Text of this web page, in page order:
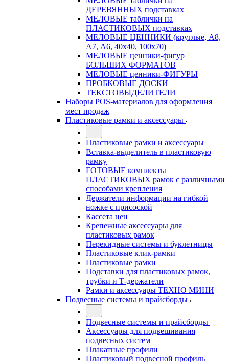
ДЕРЕВЯННЫХ подставках
МЕЛОВЫЕ таблички на
ПЛАСТИКОВЫХ подставках
МЕЛОВЫЕ ЦЕННИКИ (круглые, А8,
А7, А6, 40х40, 100х70)
МЕЛОВЫЕ ценники-фигур
БОЛЬШИХ ФОРМАТОВ
МЕЛОВЫЕ ценники-ФИГУРЫ
ПРОБКОВЫЕ ДОСКИ
ТЕКСТОВЫДЕЛИТЕЛИ
Наборы POS-материалов для оформления
мест продаж
Пластиковые рамки и аксессуары
Пластиковые рамки и аксессуары
Вставка-выделитель в пластиковую
рамку
ГОТОВЫЕ комплекты
ПЛАСТИКОВЫХ рамок с различными
способами крепления
Держатели информации на гибкой
ножке с присоской
Кассета цен
Крепежные аксессуары для
пластиковых рамок
Перекидные системы и буклетницы
Пластиковые клик-рамки
Пластиковые рамки
Подставки для пластиковых рамок,
трубки и Т-держатели
Рамки и аксессуары ТЕХНО МИНИ
Подвесные системы и прайсборды
Подвесные системы и прайсборды
Аксессуары для подвешивания
подвесных систем
Плакатные профили
Пластиковый подвесной профиль